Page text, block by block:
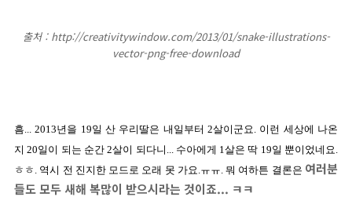
출처 : http://creativitywindow.com/2013/01/snake-illustrations-
vector-png-free-download
흠... 2013년을 19일 산 우리딸은 내일부터 2살이군요. 이런 세상에 나온
지 20일이 되는 순간 2살이 되다니... 수아에게 1살은 딱 19일 뿐이었네요.
ㅎㅎ. 역시 전 진지한 모드로 오래 못 가요.ㅠㅠ. 뭐 여하튼 결론은 여러분
들도 모두 새해 복많이 받으시라는 것이죠... ㅋㅋ